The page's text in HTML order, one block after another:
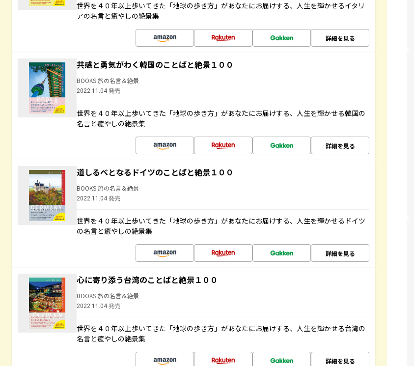
世界を４０年以上歩いてきた「地球の歩き方」があなたにお届けする、人生を輝かせるイタリ
アの名言と癒やしの絶景集
詳細を見る
共感と勇気がわく韓国のことばと絶景１００
BOOKS 旅の名言＆絶景
2022.11.04 発売
世界を４０年以上歩いてきた「地球の歩き方」があなたにお届けする、人生を輝かせる韓国の
名言と癒やしの絶景集
詳細を見る
道しるべとなるドイツのことばと絶景１００
BOOKS 旅の名言＆絶景
2022.11.04 発売
世界を４０年以上歩いてきた「地球の歩き方」があなたにお届けする、人生を輝かせるドイツ
の名言と癒やしの絶景集
詳細を見る
心に寄り添う台湾のことばと絶景１００
BOOKS 旅の名言＆絶景
2022.11.04 発売
世界を４０年以上歩いてきた「地球の歩き方」があなたにお届けする、人生を輝かせる台湾の
名言と癒やしの絶景集
詳細を見る